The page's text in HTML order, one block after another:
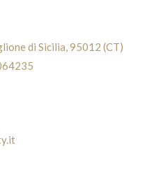
di Sicilia, 95012 (CT)